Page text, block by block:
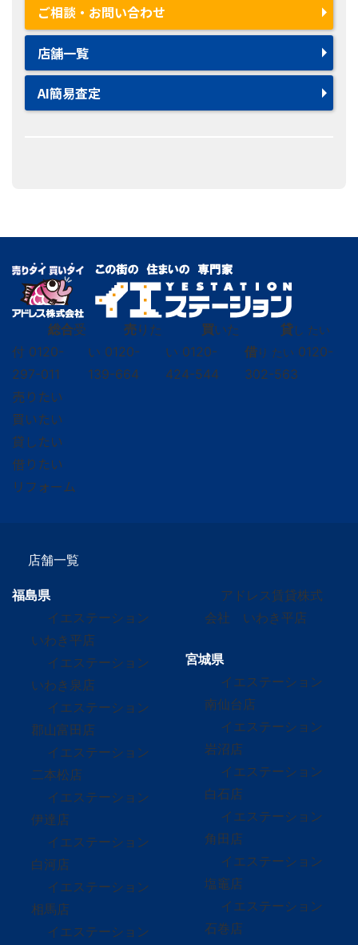
ご相談・お問い合わせ
店舗一覧
AI簡易査定
総合受
付 0120-
297-011
売りた
い 0120-
139-664
買いた
い 0120-
424-544
貸し たい
借り たい 0120-
302-563
売りたい
買いたい
貸したい
借りたい
リフォーム
店舗一覧
福島県
イエステーション
いわき平店
イエステーション
いわき泉店
イエステーション
郡山富田店
イエステーション
二本松店
イエステーション
伊達店
イエステーション
白河店
イエステーション
相馬店
イエステーション
アドレス賃貸株式
会社 いわき平店
宮城県
イエステーション
南仙台店
イエステーション
岩沼店
イエステーション
白石店
イエステーション
角田店
イエステーション
塩竈店
イエステーション
石巻店